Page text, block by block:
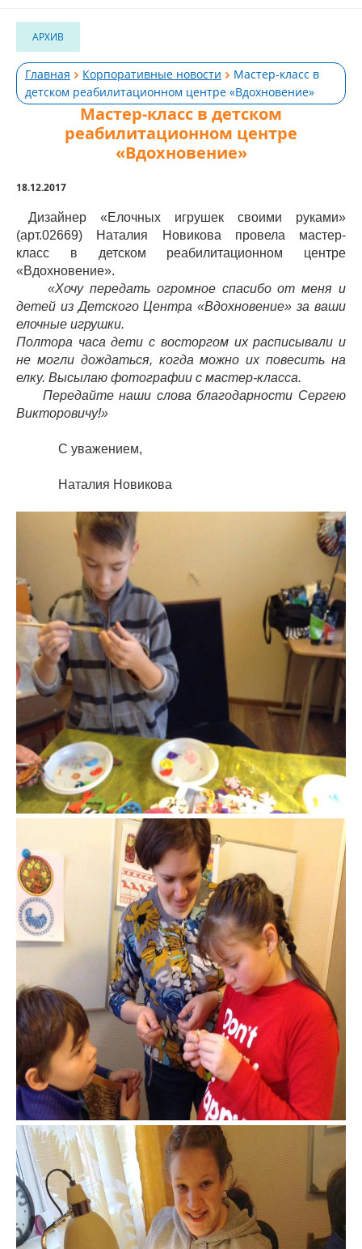
АРХИВ
Главная Корпоративные новости
Мастер-класс в
детском реабилитационном центре «Вдохновение»
Мастер-класс в детском
реабилитационном центре
«Вдохновение»
18.12.2017
Дизайнер «Елочных игрушек своими руками»
(арт.02669) Наталия Новикова провела мастер-
класс в детском реабилитационном центре
«Вдохновение».
«Хочу передать огромное спасибо от меня и
детей из Детского Центра «Вдохновение» за ваши
елочные игрушки.
Полтора часа дети с восторгом их расписывали и
не могли дождаться, когда можно их повесить на
елку. Высылаю фотографии с мастер-класса.
Передайте наши слова благодарности Сергею
Викторовичу!»
С уважением,
Наталия Новикова